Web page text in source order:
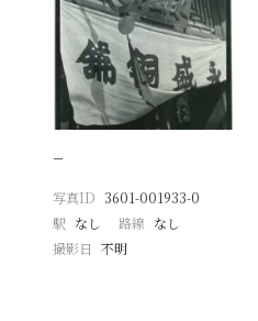
−
写真ID 3601-001933-0
駅 なし 路線 なし
撮影日
不明